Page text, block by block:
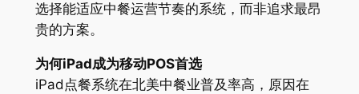
选择能适应中餐运营节奏的系统，而非追求最昂
贵的方案。
为何iPad成为移动POS首选
iPad点餐系统在北美中餐业普及率高，原因在